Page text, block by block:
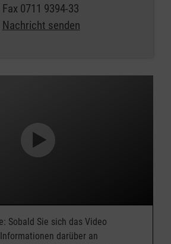
Fax 0711 9394-33
Nachricht senden
Sobald Sie sich das Video
darüber an